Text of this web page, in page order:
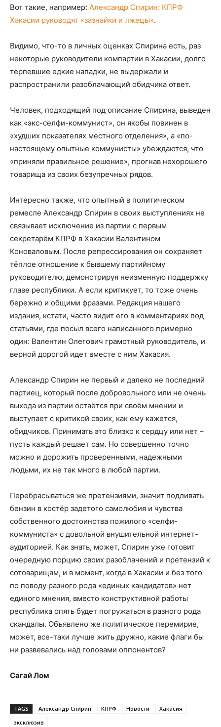
Вот такие, например: Александр Спирин: КПРФ
Хакасии руководят «зазнайки и лжецы».
Видимо, что-то в личных оценках Спирина есть, раз
некоторые руководители компартии в Хакасии, долго
терпевшие едкие нападки, не выдержали и
распространили разоблачающий обидчика ответ.
Человек, подходящий под описание Спирина, выведен
как «экс-селфи-коммунист», он якобы повинен в
«худших показателях местного отделения», а «по-
настоящему опытные коммунисты» убеждаются, что
«приняли правильное решение», прогнав нехорошего
товарища из своих безупречных рядов.
Интересно также, что опытный в политическом
ремесле Александр Спирин в своих выступлениях не
связывает исключение из партии с первым
секретарём КПРФ в Хакасии Валентином
Коноваловым. После репрессирования он сохраняет
тёплое отношение к бывшему партийному
руководителю, демонстрируя неизменную поддержку
главе республики. А если критикует, то тоже очень
бережно и общими фразами. Редакция нашего
издания, кстати, часто видит его в комментариях под
статьями, где посыл всего написанного примерно
один: Валентин Олегович грамотный руководитель, и
верной дорогой идет вместе с ним Хакасия.
Александр Спирин не первый и далеко не последний
партиец, который после добровольного или не очень
выхода из партии остаётся при своём мнении и
выступает с критикой своих, как ему кажется,
обидчиков. Принимать это близко к сердцу или нет –
пусть каждый решает сам. Но совершенно точно
можно и дорожить проверенными, надежными
людьми, их не так много в любой партии.
Перебрасываться же претензиями, значит подливать
бензин в костёр задетого самолюбия и чувства
собственного достоинства пожилого «селфи-
коммуниста» с довольной внушительной интернет-
аудиторией. Как знать, может, Спирин уже готовит
очередную порцию своих разоблачений и претензий к
сотоварищам, и в момент, когда в Хакасии и без того
по поводу разного рода «единых кандидатов» нет
единого мнения, вместо конструктивной работы
республика опять будет погружаться в разного рода
скандалы. Объявлено же политическое перемирие,
может, все-таки лучше жить дружно, какие флаги бы
ни развевались над головами оппонентов?
Сагай Лом
TAGS Александр Спирин КПРФ Новости
Хакасия
эксклюзив